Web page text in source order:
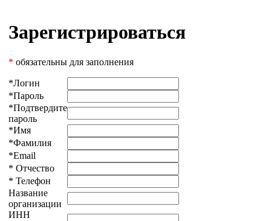
Зарегистрироваться
* обязательны для заполнения
*Логин
*Пароль
*Подтвердите
пароль
*Имя
*Фамилия
*Email
* Отчество
* Телефон
Название
организации
ИНН